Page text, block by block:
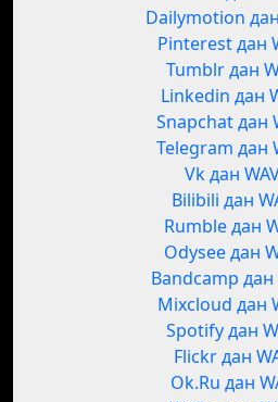
Dailymotion дан
Pinterest дан
Tumblr дан
Linkedin дан
Snapchat дан
Telegram дан
Vk дан
Bilibili дан
Rumble дан
Odysee дан
Bandcamp дан
Mixcloud дан
Spotify дан
Flickr дан
Ok.Ru дан